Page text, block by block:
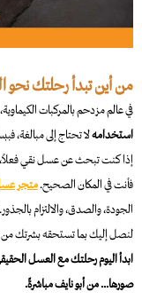
من أين تبدأ رحلتك نحو
في عالم مزدحم بالمركبات
استخدامهلا تحتاج إلى مبالغة،
إذا كنت تبحث عن عسل نقي
فأنت في المكان الصحيح.متجر
الجودة، والصدق، والالتزام
لنصل إليك بما تستحقه بشرتك من
ابدأ اليوم رحلتك مع العسل
صورها... من أبو نايف مباشرةً.